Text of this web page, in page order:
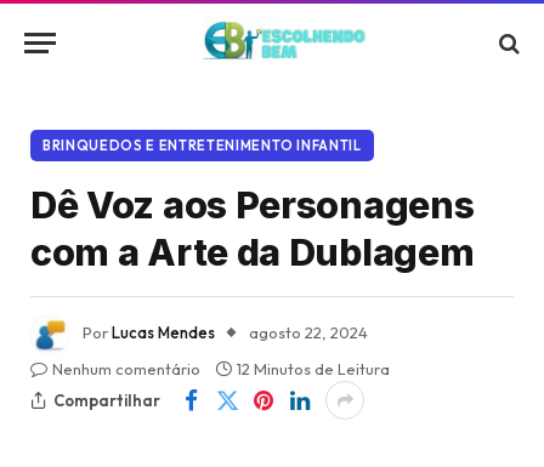
BRINQUEDOS E ENTRETENIMENTO INFANTIL
Dê Voz aos Personagens
com a Arte da Dublagem
PorLucas Mendes
agosto 22, 2024
Nenhum comentário
12 Minutos de Leitura
Compartilhar